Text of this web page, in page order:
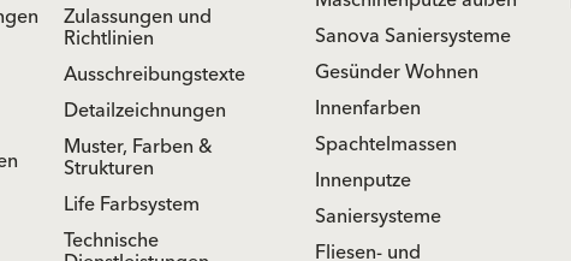
Sanova Saniersysteme
Gesünder Wohnen
Innenfarben
Spachtelmassen
Innenputze
Saniersysteme
Fliesen- und
Zulassungen und
Richtlinien
Ausschreibungstexte
Detailzeichnungen
Muster, Farben &
Strukturen
Life Farbsystem
Technische